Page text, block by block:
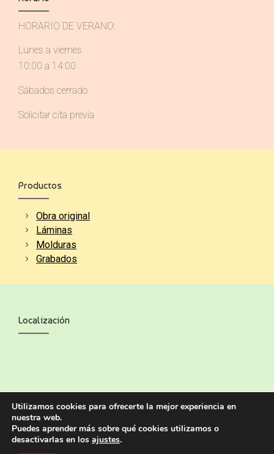
HORARIO DE VERANO:
Lunes a viernes
10:00 a 14:00
Sábados cerrado
Solicitar cita previa
Productos
Obra original
Láminas
Molduras
Grabados
Localización
Utilizamos cookies para ofrecerte la mejor experiencia en
nuestra web.
Puedes aprender más sobre qué cookies utilizamos o
desactivarlas en los ajustes.